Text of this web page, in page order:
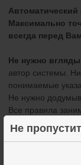
Не
Автоматический
Максимально
всегда перед
Не нужно
автор системы.
понимаемые
Не нужно
Все правила
Современный и
котировок и